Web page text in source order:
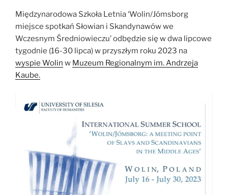
polskiego”
Międzynarodowa Szkoła Letnia ‘Wolin/Jómsborg
miejsce spotkań Słowian i Skandynawów we
Wczesnym Średniowieczu’ odbędzie się w dwa lipcowe
tygodnie (16-30 lipca) w przyszłym roku 2023 na
wyspie Wolin w Muzeum Regionalnym im. Andrzeja
Kaube.